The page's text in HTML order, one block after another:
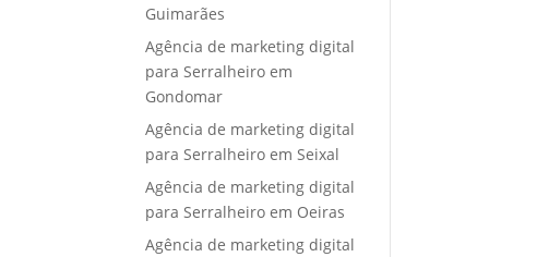
Guimarães
Agência de marketing digital
para Serralheiro em
Gondomar
Agência de marketing digital
para Serralheiro em Seixal
Agência de marketing digital
para Serralheiro em Oeiras
Agência de marketing digital